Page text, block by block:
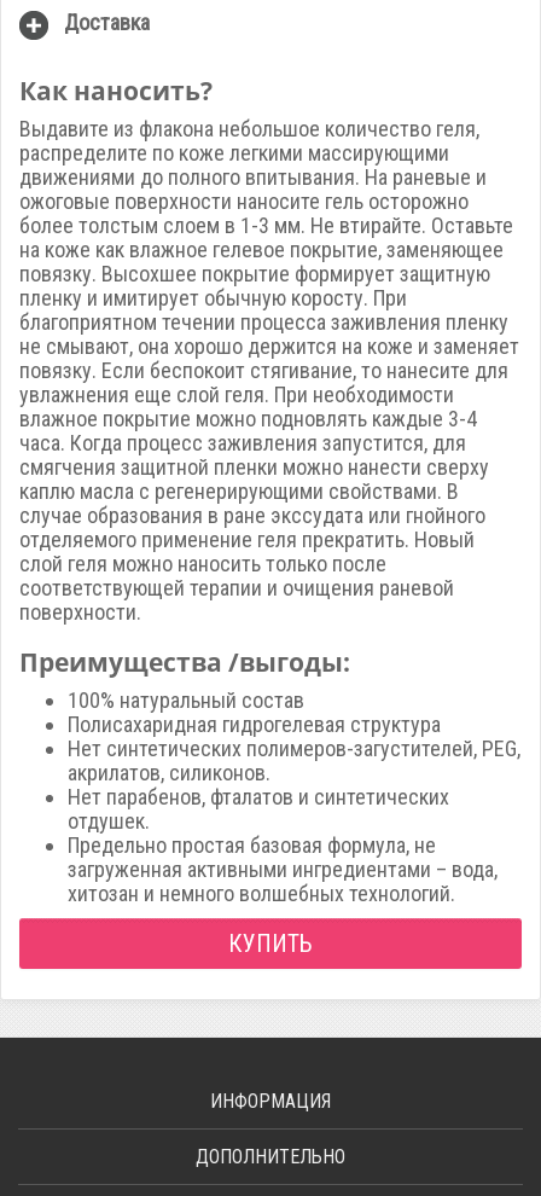
Доставка
Как наносить?
Выдавите из флакона небольшое количество геля,
распределите по коже легкими массирующими
движениями до полного впитывания. На раневые и
ожоговые поверхности наносите гель осторожно
более толстым слоем в 1-3 мм. Не втирайте. Оставьте
на коже как влажное гелевое покрытие, заменяющее
повязку. Высохшее покрытие формирует защитную
пленку и имитирует обычную коросту. При
благоприятном течении процесса заживления пленку
не смывают, она хорошо держится на коже и заменяет
повязку. Если беспокоит стягивание, то нанесите для
увлажнения еще слой геля. При необходимости
влажное покрытие можно подновлять каждые 3-4
часа. Когда процесс заживления запустится, для
смягчения защитной пленки можно нанести сверху
каплю масла с регенерирующими свойствами. В
случае образования в ране экссудата или гнойного
отделяемого применение геля прекратить. Новый
слой геля можно наносить только после
соответствующей терапии и очищения раневой
поверхности.
Преимущества /выгоды:
100% натуральный состав
Полисахаридная гидрогелевая структура
Нет синтетических полимеров-загустителей, PEG,
акрилатов, силиконов.
Нет парабенов, фталатов и синтетических
отдушек.
Предельно простая базовая формула, не
загруженная активными ингредиентами – вода,
хитозан и немного волшебных технологий.
КУПИТЬ
ИНФОРМАЦИЯ
ДОПОЛНИТЕЛЬНО